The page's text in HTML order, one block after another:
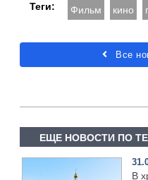
Теги: Фильм кино
Все
ЕЩЕ НОВОСТИ ПО
В